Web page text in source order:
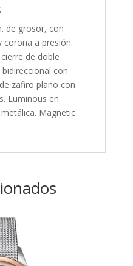
de grosor, con
a presión.
de doble
con
zafiro plano con
Luminous en
Magnetic